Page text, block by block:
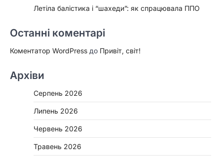
Летіла балістика і “шахеди”: як спрацювала ППО
Останні коментарі
Коментатор WordPress до Привіт, світ!
Архіви
Серпень 2026
Липень 2026
Червень 2026
Травень 2026